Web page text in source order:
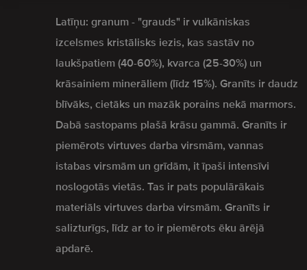
Latīņu: granum - "grauds" ir vulkāniskas
izcelsmes kristālisks iezis, kas sastāv no
laukšpatiem (40-60%), kvarca (25-30%) un
krāsainiem minerāliem (līdz 15%). Granīts ir daudz
blīvāks, cietāks un mazāk porains nekā marmors.
Dabā sastopams plašā krāsu gammā. Granīts ir
piemērots virtuves darba virsmām, vannas
istabas virsmām un grīdām, it īpaši intensīvi
noslogotās vietās. Tas ir pats populārākais
materiāls virtuves darba virsmām. Granīts ir
salizturīgs, līdz ar to ir piemērots ēku ārējā
apdarē.